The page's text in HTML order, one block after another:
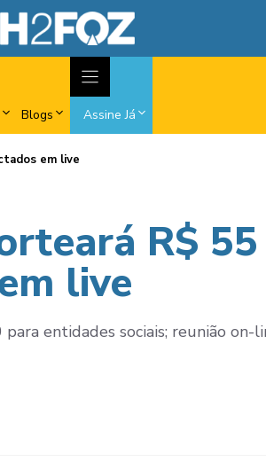
Blogs Assine Já
em live
R$
live
entidades sociais; reunião